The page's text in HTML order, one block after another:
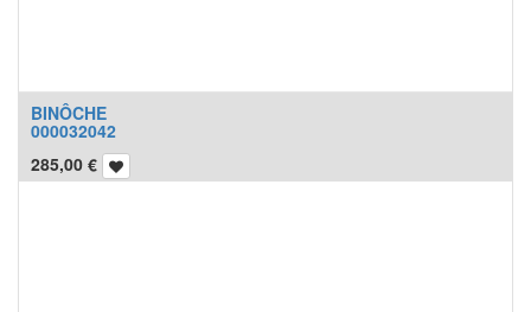
BINÔCHE
000032042
285,00 €